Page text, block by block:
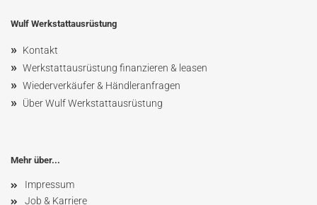
Wulf Werkstattausrüstung
» Kontakt
» Werkstattausrüstung finanzieren & leasen
» Wiederverkäufer & Händleranfragen
» Über Wulf Werkstattausrüstung
Mehr über...
Impressum
Job & Karriere